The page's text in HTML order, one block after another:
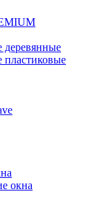
деревянные
пластиковые
окна